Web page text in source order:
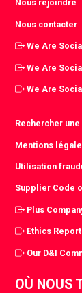
Nous rejoindre
Nous contacter
We Are
We Are
We Are
Rechercher
Mentions
Utilisation
Supplier Code
Plus
Ethics
Our D&I
OÙ NOUS